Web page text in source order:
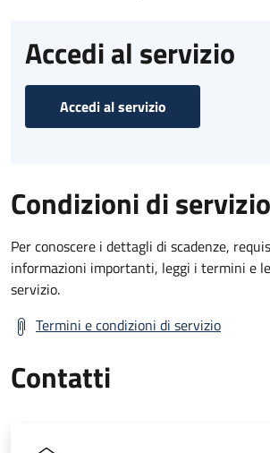
Accedi al servizio
Accedi al servizio
Condizioni di servizio
Per conoscere i dettagli di scadenze,
informazioni importanti, leggi i termini e
servizio.
Termini e condizioni di servizio
Contatti